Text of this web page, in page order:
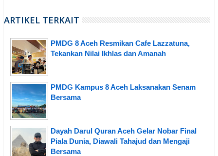
ARTIKEL TERKAIT
PMDG 8 Aceh Resmikan Cafe Lazzatuna,
Tekankan Nilai Ikhlas dan Amanah
PMDG Kampus 8 Aceh Laksanakan Senam
Bersama
Dayah Darul Quran Aceh Gelar Nobar Final
Piala Dunia, Diawali Tahajud dan Mengaji
Bersama